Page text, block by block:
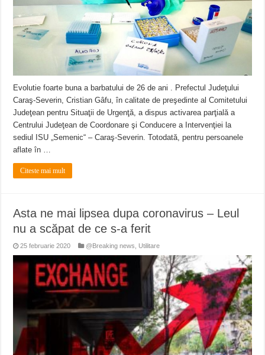
Evolutie foarte buna a barbatului de 26 de ani . Prefectul Judeţului
Caraş-Severin, Cristian Gâfu, în calitate de preşedinte al Comitetului
Judeţean pentru Situaţii de Urgenţă, a dispus activarea parţială a
Centrului Judeţean de Coordonare şi Conducere a Intervenţiei la
sediul ISU „Semenic“ – Caraş-Severin. Totodată, pentru persoanele
aflate în …
Citeste mai mult
Asta ne mai lipsea dupa coronavirus – Leul
nu a scăpat de ce s-a ferit
25 februarie 2020 @Breaking news Utilitare